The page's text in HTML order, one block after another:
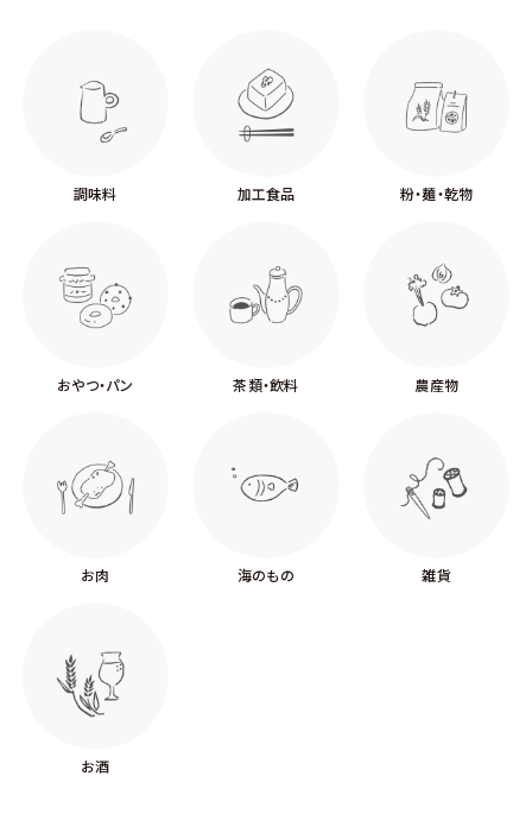
調味料 加工食品 粉・麺・乾物
おやつ・パン 茶類・飲料 農産物
お肉 海のもの 雑貨
お酒